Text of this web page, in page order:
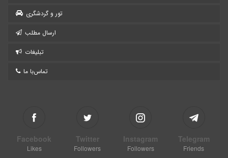
تور و گردشگری
ارسال مطلب
تبلیغات
تماس‌با ما
Facebook
Likes
Twitter
Followers
Instagram
Followers
Telegram
Friends